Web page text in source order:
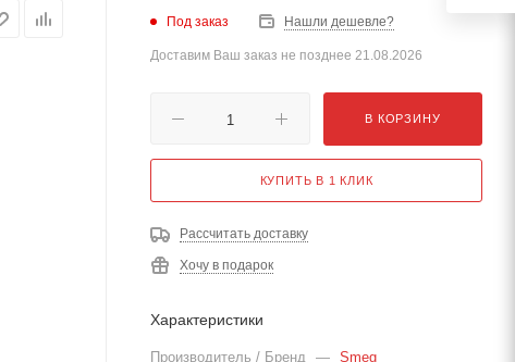
Под заказ Нашли дешевле?
Доставим Ваш заказ не позднее 21.08.2026
В КОРЗИНУ
КУПИТЬ В 1 КЛИК
Рассчитать доставку
Хочу в подарок
Характеристики
Производитель / Бренд — Smeg